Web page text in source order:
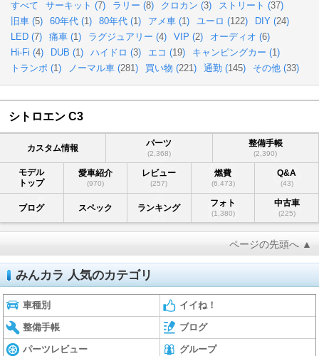
すべて サーキット (7) ラリー (8) クロカン (3) ストリート (37)
旧車 (5) 60年代 (1) 80年代 (1) アメ車 (1) ユーロ (122) DIY (24)
LED (7) 痛車 (1) ラグジュアリー (4) VIP (2) オーディオ (6)
Hi-Fi (4) DUB (1) ハイドロ (3) エコ (19) キャンピングカー (1)
トランポ (1) ノーマル車 (281) 買い物 (221) 通勤 (145) その他 (33)
シトロエン C3
カスタム情報 パーツ
(2,368)
整備手帳
(2,390)
モデル
トップ
愛車紹介
(970)
レビュー
(257)
燃費
(6,473)
Q&A
(43)
ブログ スペック ランキング フォト
(1,380)
中古車
(225)
ページの先頭へ ▲
みんカラ 人気のカテゴリ
車種別 イイね！
整備手帳 ブログ
パーツレビュー グループ